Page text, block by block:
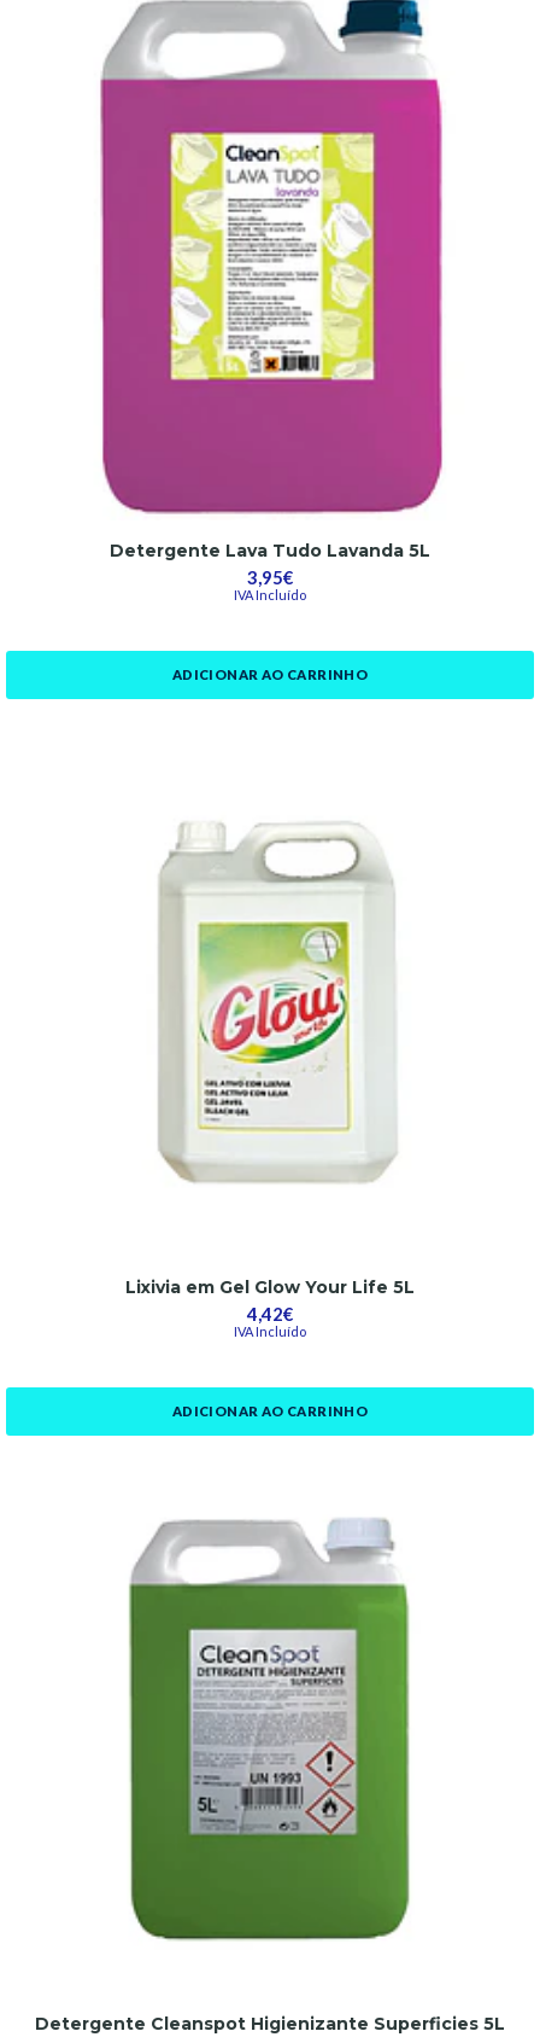
Detergente Lava Tudo Lavanda 5L
3,95€
IVA Incluído
ADICIONAR AO CARRINHO
Lixivia em Gel Glow Your Life 5L
4,42€
IVA Incluído
ADICIONAR AO CARRINHO
Detergente Cleanspot Higienizante Superficies 5L